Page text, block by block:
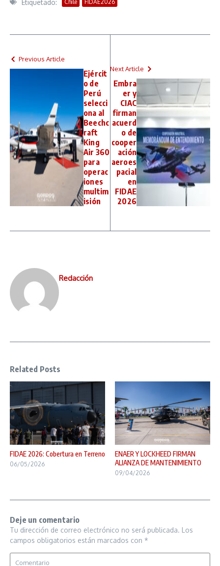
Etiquetado: Chile FIDAE2026
Previous Article
Ejércit
o de
Perú
selecci
ona al
Beechc
raft
King
Air 360
para
operac
iones
multim
isión
Next Article
Embra
er y
CIAC
firman
acuerd
o de
cooper
ación
aeroes
pacial
en
FIDAE
2026
Redacción
Related Posts
FIDAE 2026: Cobertura en Terreno
06/05/2026
ENAER Y LOCKHEED FIRMAN
ALIANZA DE MANTENIMIENTO
09/04/2026
Deje un comentario
Tu dirección de correo electrónico no será publicada. Los
campos obligatorios están marcados con *